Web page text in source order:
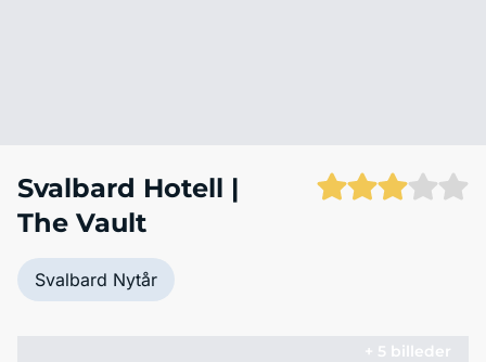
Svalbard Hotell |
The Vault
Svalbard Nytår
+ 5 billeder